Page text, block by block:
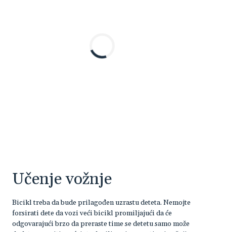
Učenje vožnje
Bicikl treba da bude prilagođen uzrastu deteta. Nemojte
forsirati dete da vozi veći bicikl promiljajući da će
odgovarajući brzo da preraste time se detetu samo može